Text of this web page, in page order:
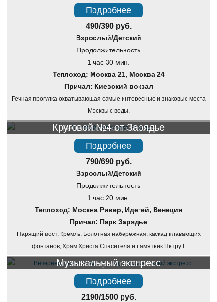
Подробнее
490/390 руб.
Взрослый/Детский
Продолжительность
1 час 30 мин.
Теплоход: Москва 21, Москва 24
Причал: Киевский вокзал
Речная прогулка охватывающая самые интересные и знаковые места
Москвы с воды.
Речная прогулка по Москве
Круговой №4 от Зарядье
Подробнее
790/690 руб.
Взрослый/Детский
Продолжительность
1 час 20 мин.
Теплоход: Москва Ривер, Идегей, Венеция
Причал: Парк Зарядье
Парящий мост, Кремль, Болотная набережная, каскад плавающих
фонтанов, Храм Христа Спасителя и памятник Петру I.
Речная прогулка по Москве
Музыкальный экспресс
Подробнее
2190/1500 руб.